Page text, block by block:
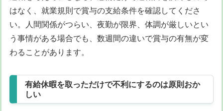
はなく、就業規則で賞与の支給条件を確認してくださ
い。人間関係がつらい、夜勤が限界、体調が厳しいとい
う事情がある場合でも、数週間の違いで賞与の有無が変
わることがあります。
有給休暇を取っただけで不利にするのは原則おか
しい